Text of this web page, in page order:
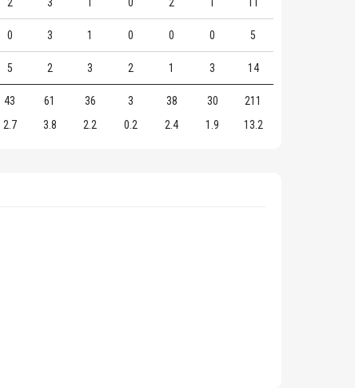
2 3 1 0 2 1 11
0 3 1 0 0 0 5
5 2 3 2 1 3 14
43 61 36 3 38 30
211
2.7 3.8 2.2 0.2 2.4 1.9 13.2